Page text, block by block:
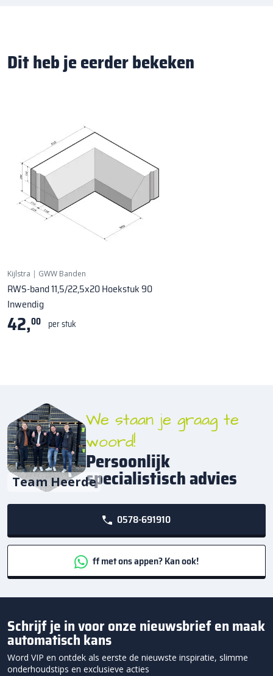
Dit heb je eerder bekeken
Kijlstra | GWW Banden
RWS-band 11,5/22,5x20 Hoekstuk 90
Inwendig
42,00 per stuk
Team Heerde
We staan je graag te
woord!
Persoonlijk
specialistisch advies
0578-691910
ff met ons appen? Kan ook!
Schrijf je in voor onze nieuwsbrief en maak
automatisch kans
Word VIP en ontdek als eerste de nieuwste inspiratie, slimme
onderhoudstips en exclusieve acties